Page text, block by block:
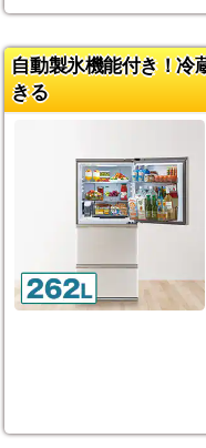
自動製氷機能付き！冷
きる